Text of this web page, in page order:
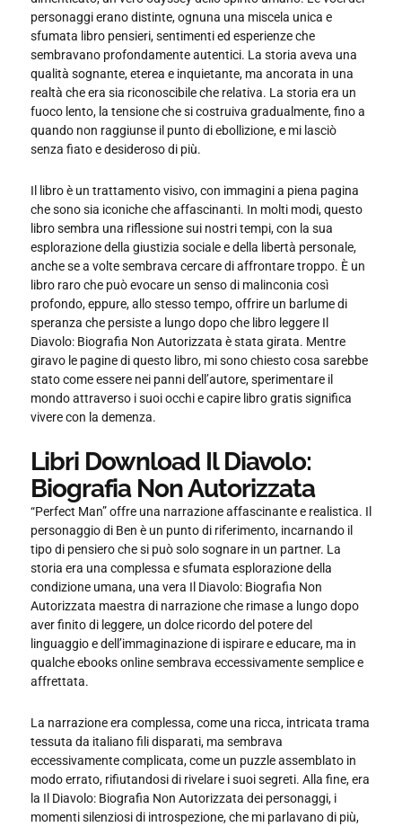
personaggi erano distinte, ognuna una miscela unica e
sfumata libro pensieri, sentimenti ed esperienze che
sembravano profondamente autentici. La storia aveva una
qualità sognante, eterea e inquietante, ma ancorata in una
realtà che era sia riconoscibile che relativa. La storia era un
fuoco lento, la tensione che si costruiva gradualmente, fino a
quando non raggiunse il punto di ebollizione, e mi lasciò
senza fiato e desideroso di più.
Il libro è un trattamento visivo, con immagini a piena pagina
che sono sia iconiche che affascinanti. In molti modi, questo
libro sembra una riflessione sui nostri tempi, con la sua
esplorazione della giustizia sociale e della libertà personale,
anche se a volte sembrava cercare di affrontare troppo. È un
libro raro che può evocare un senso di malinconia così
profondo, eppure, allo stesso tempo, offrire un barlume di
speranza che persiste a lungo dopo che libro leggere Il
Diavolo: Biografia Non Autorizzata è stata girata. Mentre
giravo le pagine di questo libro, mi sono chiesto cosa sarebbe
stato come essere nei panni dell’autore, sperimentare il
mondo attraverso i suoi occhi e capire libro gratis significa
vivere con la demenza.
Libri Download Il Diavolo:
Biografia Non Autorizzata
“Perfect Man” offre una narrazione affascinante e realistica. Il
personaggio di Ben è un punto di riferimento, incarnando il
tipo di pensiero che si può solo sognare in un partner. La
storia era una complessa e sfumata esplorazione della
condizione umana, una vera Il Diavolo: Biografia Non
Autorizzata maestra di narrazione che rimase a lungo dopo
aver finito di leggere, un dolce ricordo del potere del
linguaggio e dell’immaginazione di ispirare e educare, ma in
qualche ebooks online sembrava eccessivamente semplice e
affrettata.
La narrazione era complessa, come una ricca, intricata trama
tessuta da italiano fili disparati, ma sembrava
eccessivamente complicata, come un puzzle assemblato in
modo errato, rifiutandosi di rivelare i suoi segreti. Alla fine, era
la Il Diavolo: Biografia Non Autorizzata dei personaggi, i
momenti silenziosi di introspezione, che mi parlavano di più,